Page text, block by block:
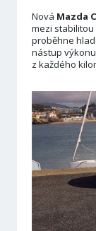
Nová Mazda
mezi
proběhne
nástup
z každého